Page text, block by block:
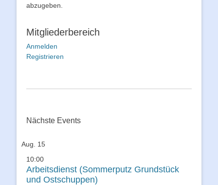
abzugeben.
Mitgliederbereich
Anmelden
Registrieren
Nächste Events
Aug. 15
10:00
Arbeitsdienst (Sommerputz Grundstück
und Ostschuppen)